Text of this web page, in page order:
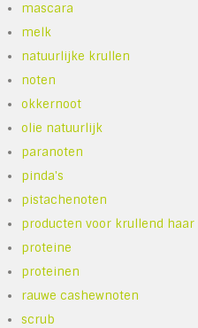
mascara
melk
natuurlijke krullen
noten
okkernoot
olie natuurlijk
paranoten
pinda's
pistachenoten
producten voor krullend haar
proteine
proteinen
rauwe cashewnoten
scrub